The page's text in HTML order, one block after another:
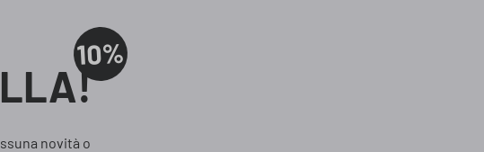
10%
novità o